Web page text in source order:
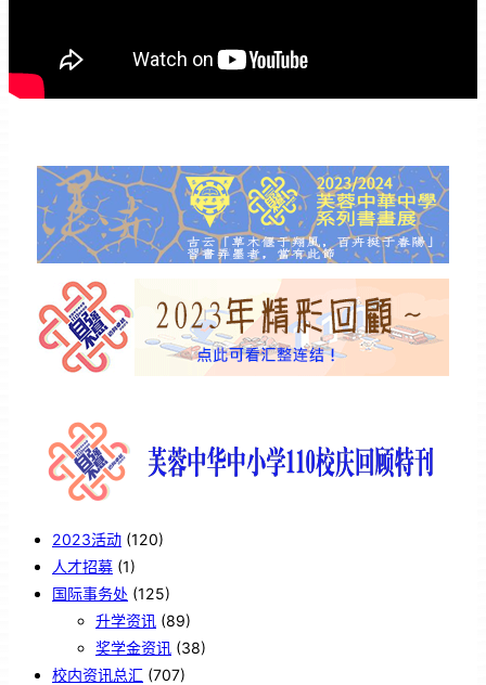
2023活动 (120)
人才招募 (1)
国际事务处 (125)
升学资讯 (89)
奖学金资讯 (38)
校内资讯总汇 (707)